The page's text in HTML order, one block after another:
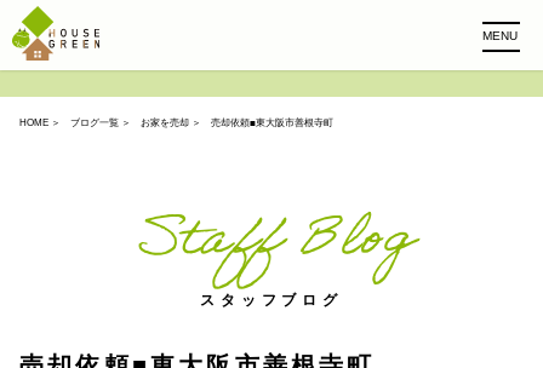
MENU
HOME ＞ ブログ一覧 ＞ お家を売却 ＞ 売却依頼■東大阪市善根寺町
Staff Blog
スタッフブログ